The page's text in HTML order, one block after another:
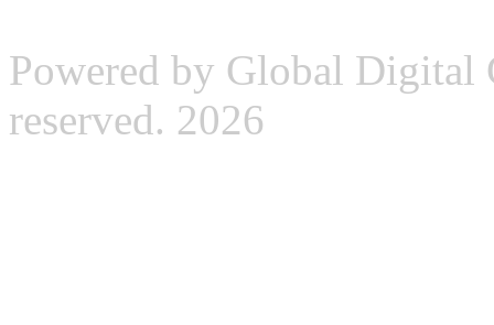
Powered by Global
reserved. 2026